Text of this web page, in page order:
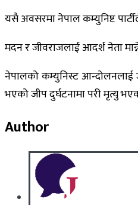
यसै अवसरमा नेपाल कम्युनिष्ट
मदन र जीवराजलाई आदर्श नेता
नेपालको कम्युनिस्ट आन्दोलनलाई
भएको जीप दुर्घटनामा परी मृत्यु
Author